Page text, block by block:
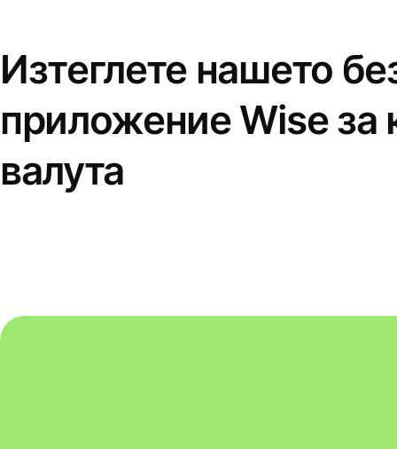
Изтеглете нашето
приложение Wise за
валута